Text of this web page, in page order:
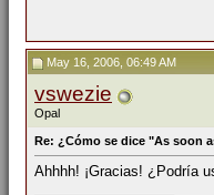
May 16, 2006, 06:49 AM
vswezie
Opal
Re: ¿Cómo se dice "As soon
Ahhhh! ¡Gracias! ¿Podría